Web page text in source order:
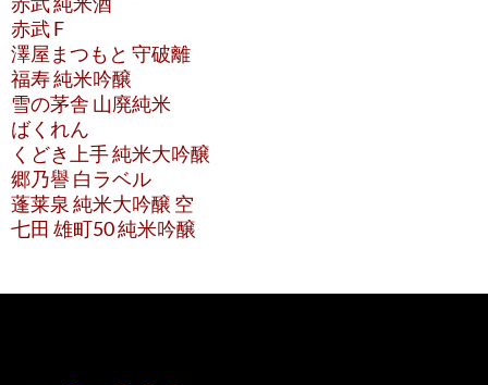
赤武 F
澤屋まつもと 守破離
福寿 純米吟醸
雪の茅舎 山廃純米
ばくれん
くどき上手 純米大吟醸
郷乃譽 白ラベル
蓬莱泉 純米大吟醸 空
七田 雄町50 純米吟醸